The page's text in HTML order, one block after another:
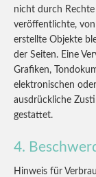
nicht durch
veröffentlichte,
erstellte Objekte
der Seiten. Eine
Grafiken,
elektronischen
ausdrückliche
gestattet.
4.
Hinweis für